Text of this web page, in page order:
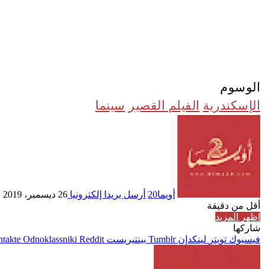
الوسوم
الإسكندرية الفيلم القصير سينما
أويما20 أرسل بريدا إلكترونيا 26 ديسمبر، 2019
أقل من دقيقة
اظهر المزيد
شاركها
فيسبوك تويتر لينكدإن بينتيريست Odnoklassniki